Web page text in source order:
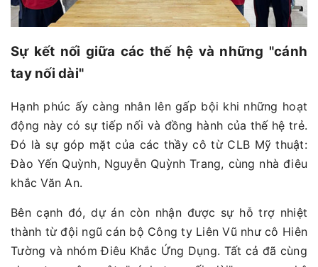
Sự kết nối giữa các thế hệ và những "cánh
tay nối dài"
Hạnh phúc ấy càng nhân lên gấp bội khi những hoạt
động này có sự tiếp nối và đồng hành của thế hệ trẻ.
Đó là sự góp mặt của các thầy cô từ CLB Mỹ thuật:
Đào Yến Quỳnh, Nguyễn Quỳnh Trang, cùng nhà điêu
khắc Văn An.
Bên cạnh đó, dự án còn nhận được sự hỗ trợ nhiệt
thành từ đội ngũ cán bộ Công ty Liên Vũ như cô Hiên
Tường và nhóm Điêu Khắc Ứng Dụng. Tất cả đã cùng